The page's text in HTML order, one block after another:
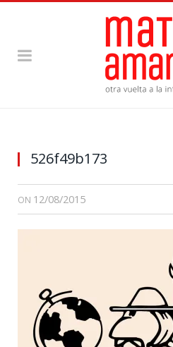
526f49b173
ON 12/08/2015